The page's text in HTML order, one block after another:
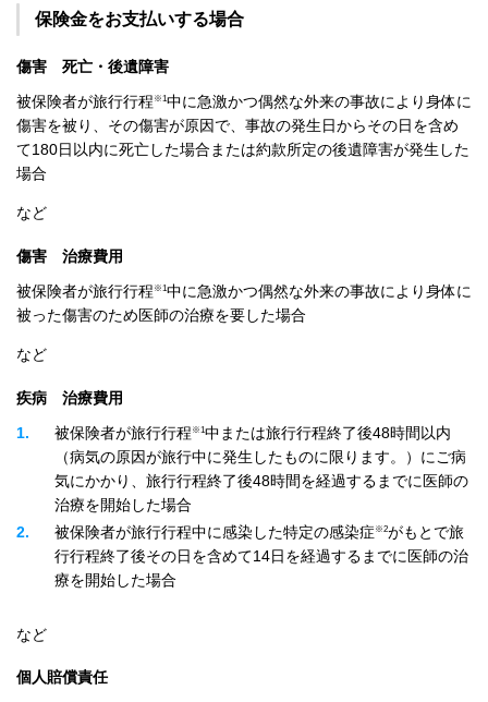
保険金をお支払いする場合
傷害 死亡・後遺障害
被保険者が旅行行程 ※1中に急激かつ偶然な外来の事故により身体に
傷害を被り、その傷害が原因で、事故の発生日からその日を含め
て180日以内に死亡した場合または約款所定の後遺障害が発生した
場合
など
傷害 治療費用
被保険者が旅行行程 ※1中に急激かつ偶然な外来の事故により身体に
被った傷害のため医師の治療を要した場合
など
疾病 治療費用
1 被保険者が旅行行程 ※1中または旅行行程終了後48時間以内
（病気の原因が旅行中に発生したものに限ります。）にご病
気にかかり、旅行行程終了後48時間を経過するまでに医師の
治療を開始した場合
2
被保険者が旅行行程中に感染した特定の感染症 ※2がもとで旅
行行程終了後その日を含めて14日を経過するまでに医師の治
療を開始した場合
など
個人賠償責任